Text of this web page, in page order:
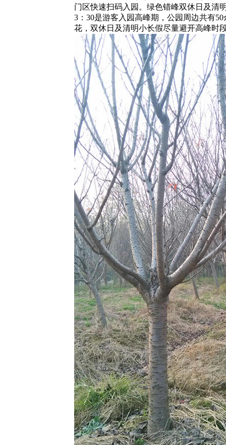
门区快速扫码入园。绿色错峰双休日及清
3：30是游客入园高峰期，公园周边共有
花，双休日及清明小长假尽量避开高峰时